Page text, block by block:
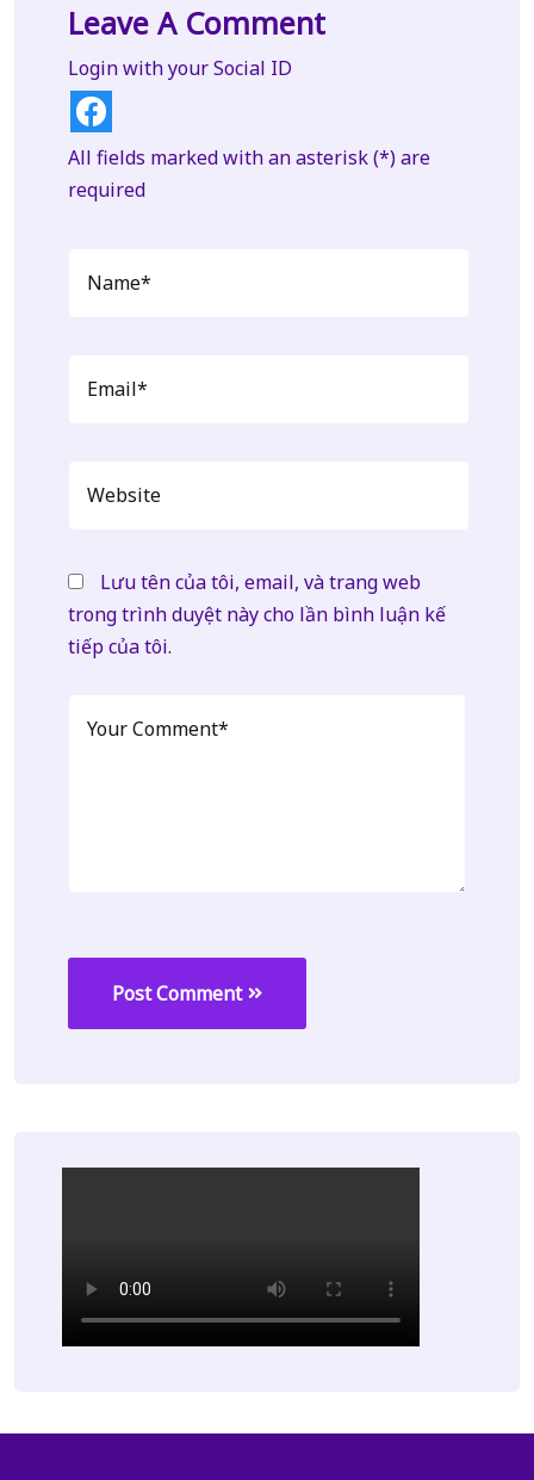
Leave A Comment
Login with your Social ID
All fields marked with an asterisk (*) are
required
Lưu tên của tôi, email, và trang web
trong trình duyệt này cho lần bình luận kế
tiếp của tôi.
Post Comment